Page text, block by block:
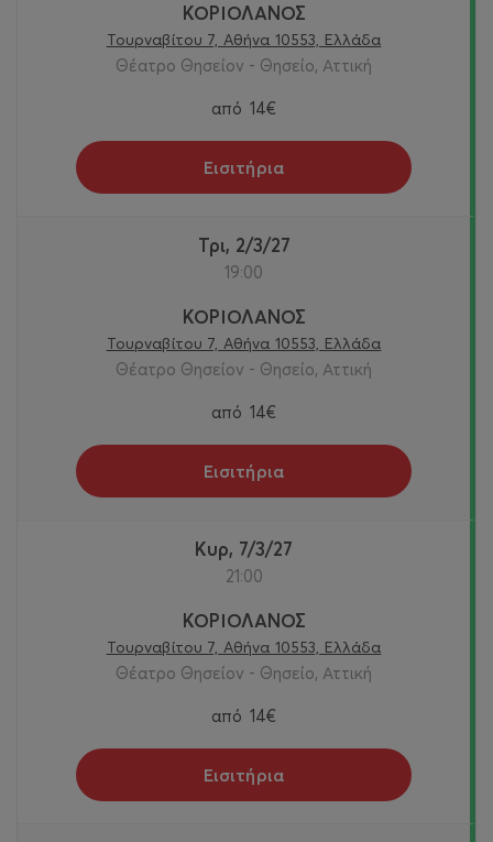
ΚΟΡΙΟΛΑΝΟΣ
Τουρναβίτου 7, Αθήνα 10553, Ελλάδα
Θέατρο Θησείον - Θησείο, Αττική
από 14€
Εισιτήρια
Τρι, 2/3/27
19:00
ΚΟΡΙΟΛΑΝΟΣ
Τουρναβίτου 7, Αθήνα 10553, Ελλάδα
Θέατρο Θησείον - Θησείο, Αττική
από 14€
Εισιτήρια
Κυρ, 7/3/27
21:00
ΚΟΡΙΟΛΑΝΟΣ
Τουρναβίτου 7, Αθήνα 10553, Ελλάδα
Θέατρο Θησείον - Θησείο, Αττική
από 14€
Εισιτήρια